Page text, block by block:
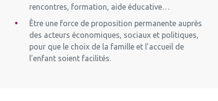
rencontres, formation, aide éducative…
Être une force de proposition permanente auprès
des acteurs économiques, sociaux et politiques,
pour que le choix de la famille et l’accueil de
l’enfant soient facilités.